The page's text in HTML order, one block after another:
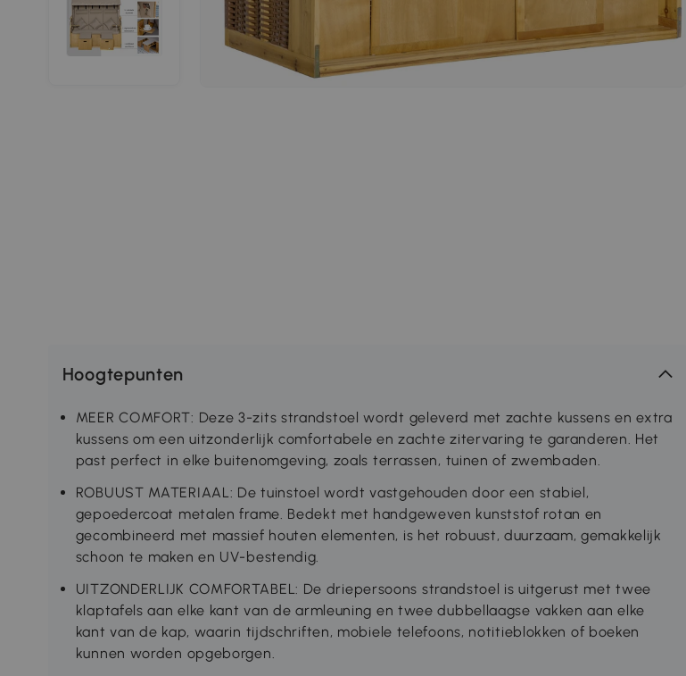
Hoogtepunten
MEER COMFORT: Deze 3-zits strandstoel wordt geleverd met zachte kussens en extra
kussens om een uitzonderlijk comfortabele en zachte zitervaring te garanderen. Het
past perfect in elke buitenomgeving, zoals terrassen, tuinen of zwembaden.
ROBUUST MATERIAAL: De tuinstoel wordt vastgehouden door een stabiel,
gepoedercoat metalen frame. Bedekt met handgeweven kunststof rotan en
gecombineerd met massief houten elementen, is het robuust, duurzaam, gemakkelijk
schoon te maken en UV-bestendig.
UITZONDERLIJK COMFORTABEL: De driepersoons strandstoel is uitgerust met twee
klaptafels aan elke kant van de armleuning en twee dubbellaagse vakken aan elke
kant van de kap, waarin tijdschriften, mobiele telefoons, notitieblokken of boeken
kunnen worden opgeborgen.